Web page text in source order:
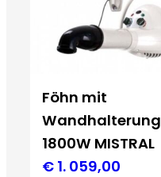
Föhn mit
Wandhalterung
1800W MISTRAL
€ 1. 059,00